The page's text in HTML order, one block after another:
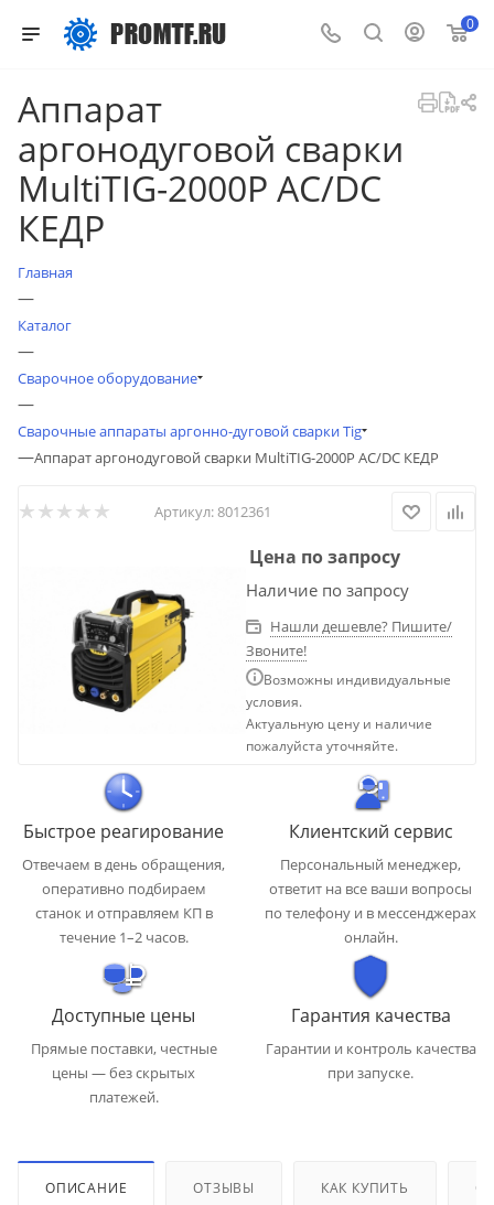
0
Аппарат
аргонодуговой сварки
MultiTIG-2000P AC/DC
КЕДР
Главная
—
Каталог
—
Сварочное оборудование
—
Сварочные аппараты аргонно-дуговой сварки Tig
—Аппарат аргонодуговой сварки MultiTIG-2000P AC/DC КЕДР
Артикул:8012361
Цена по запросу
Наличие по запросу
Нашли дешевле? Пишите/
Звоните!
Возможны индивидуальные
условия.
Актуальную цену и наличие
пожалуйста уточняйте.
Быстрое реагирование
Отвечаем в день обращения,
оперативно подбираем
станок и отправляем КП в
течение 1–2 часов.
Клиентский сервис
Персональный менеджер,
ответит на все ваши вопросы
по телефону и в мессенджерах
онлайн.
Доступные цены
Прямые поставки, честные
цены — без скрытых
платежей.
Гарантия качества
Гарантии и контроль качества
при запуске.
ОПИСАНИЕ ОТЗЫВЫ КАК КУПИТЬ